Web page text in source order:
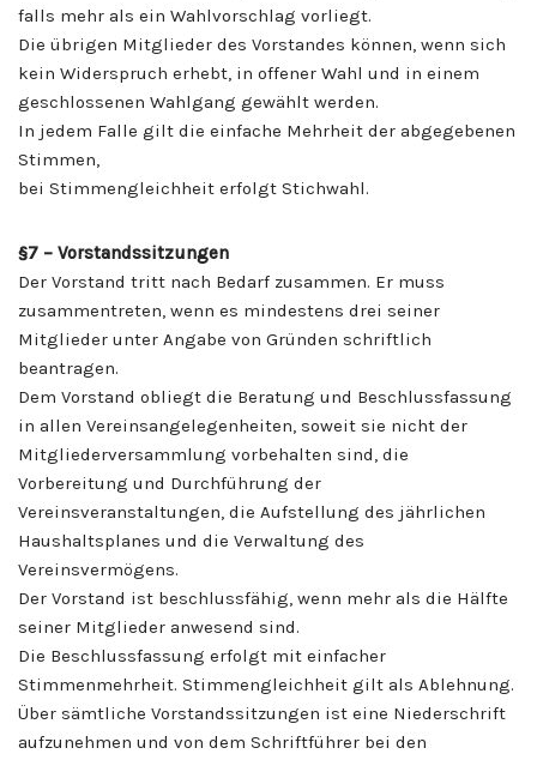
falls mehr als ein Wahlvorschlag vorliegt.
Die übrigen Mitglieder des Vorstandes können, wenn sich
kein Widerspruch erhebt, in offener Wahl und in einem
geschlossenen Wahlgang gewählt werden.
In jedem Falle gilt die einfache Mehrheit der abgegebenen
Stimmen,
bei Stimmengleichheit erfolgt Stichwahl.
§7 – Vorstandssitzungen
Der Vorstand tritt nach Bedarf zusammen. Er muss
zusammentreten, wenn es mindestens drei seiner
Mitglieder unter Angabe von Gründen schriftlich
beantragen.
Dem Vorstand obliegt die Beratung und Beschlussfassung
in allen Vereinsangelegenheiten, soweit sie nicht der
Mitgliederversammlung vorbehalten sind, die
Vorbereitung und Durchführung der
Vereinsveranstaltungen, die Aufstellung des jährlichen
Haushaltsplanes und die Verwaltung des
Vereinsvermögens.
Der Vorstand ist beschlussfähig, wenn mehr als die Hälfte
seiner Mitglieder anwesend sind.
Die Beschlussfassung erfolgt mit einfacher
Stimmenmehrheit. Stimmengleichheit gilt als Ablehnung.
Über sämtliche Vorstandssitzungen ist eine Niederschrift
aufzunehmen und von dem Schriftführer bei den